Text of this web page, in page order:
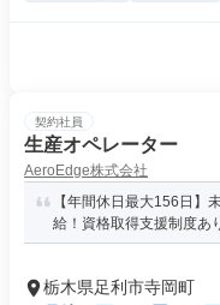
契約社員
生産オペレーター
AeroEdge株式会社
【年間休日最大156日】
給！資格取得支援制度あ
栃木県足利市寺岡町